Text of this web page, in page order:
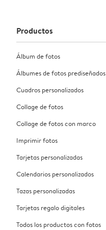
Productos
Álbum de fotos
Álbumes de fotos prediseñados
Cuadros personalizados
Collage de fotos
Collage de fotos con marco
Imprimir fotos
Tarjetas personalizadas
Calendarios personalizados
Tazas personalizadas
Tarjetas regalo digitales
Todos los productos con fotos